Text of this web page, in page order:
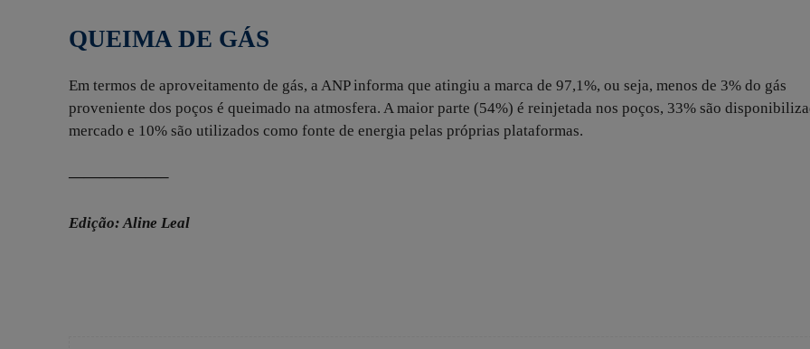
QUEIMA DE GÁS
Em termos de aproveitamento de gás, a ANP informa que atingiu a marca de 97,1%, ou seja, menos de 3% do gás
proveniente dos poços é queimado na atmosfera. A maior parte (54%) é reinjetada nos poços, 33% são
mercado e 10% são utilizados como fonte de energia pelas próprias plataformas.
——————–
Edição: Aline Leal